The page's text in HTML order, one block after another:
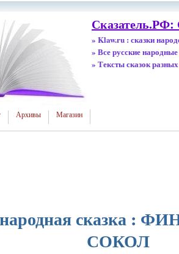
Сказатель.РФ:
» Klaw.ru : сказки
» Все русские народные
» Тексты сказок
Архивы Магазин
народная сказка :
СОКОЛ